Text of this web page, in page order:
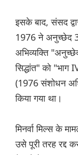
इसके बाद, संसद
1976 ने अनुच्छेद
अभिव्यक्ति
सिद्धांत" को "भाग
(1976 संशोधन
किया गया था।
मिनर्वा मिल्स के
उसे पूरी तरह रद्द